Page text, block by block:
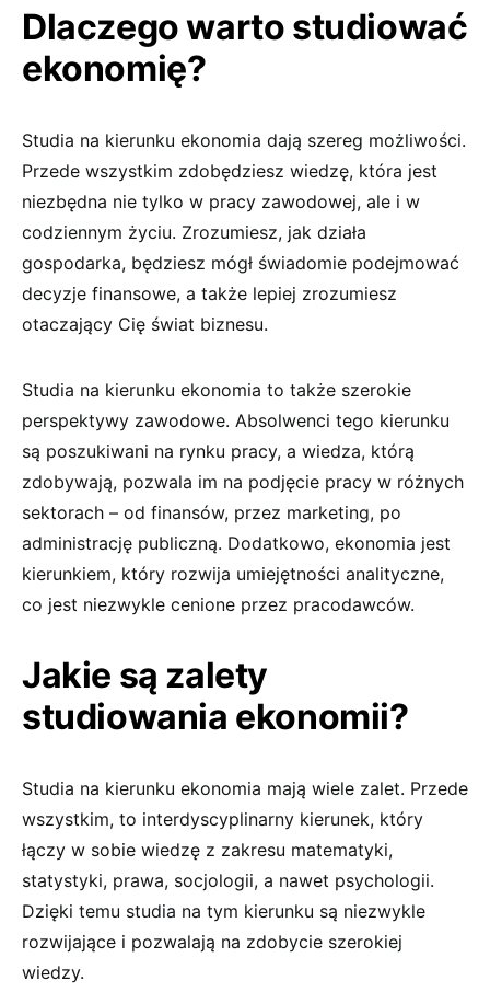
Dlaczego warto studiować
ekonomię?
Studia na kierunku ekonomia dają szereg możliwości.
Przede wszystkim zdobędziesz wiedzę, która jest
niezbędna nie tylko w pracy zawodowej, ale i w
codziennym życiu. Zrozumiesz, jak działa
gospodarka, będziesz mógł świadomie podejmować
decyzje finansowe, a także lepiej zrozumiesz
otaczający Cię świat biznesu.
Studia na kierunku ekonomia to także szerokie
perspektywy zawodowe. Absolwenci tego kierunku
są poszukiwani na rynku pracy, a wiedza, którą
zdobywają, pozwala im na podjęcie pracy w różnych
sektorach – od finansów, przez marketing, po
administrację publiczną. Dodatkowo, ekonomia jest
kierunkiem, który rozwija umiejętności analityczne,
co jest niezwykle cenione przez pracodawców.
Jakie są zalety
studiowania ekonomii?
Studia na kierunku ekonomia mają wiele zalet. Przede
wszystkim, to interdyscyplinarny kierunek, który
łączy w sobie wiedzę z zakresu matematyki,
statystyki, prawa, socjologii, a nawet psychologii.
Dzięki temu studia na tym kierunku są niezwykle
rozwijające i pozwalają na zdobycie szerokiej
wiedzy.